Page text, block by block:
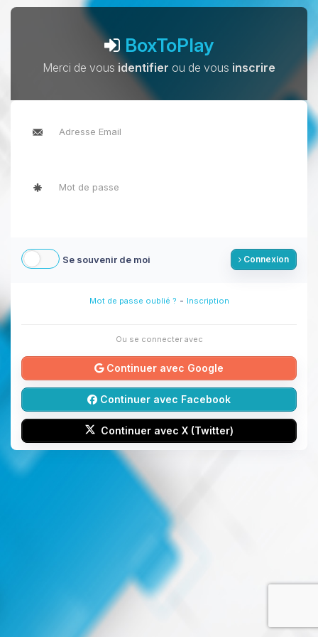
BoxToPlay
Merci de vous identifier ou de vous inscrire
Se souvenir de moi Connexion
Mot de passe oublié ? - Inscription
Ou se connecter avec
Continuer avec Google
Continuer avec Facebook
Continuer avec X (Twitter)